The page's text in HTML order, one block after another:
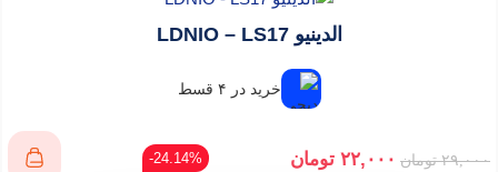
الدینیو LDNIO – LS17
خرید در ۴ قسط
۲۹,۰۰۰ تومان ۲۲,۰۰۰ تومان 24.14%-